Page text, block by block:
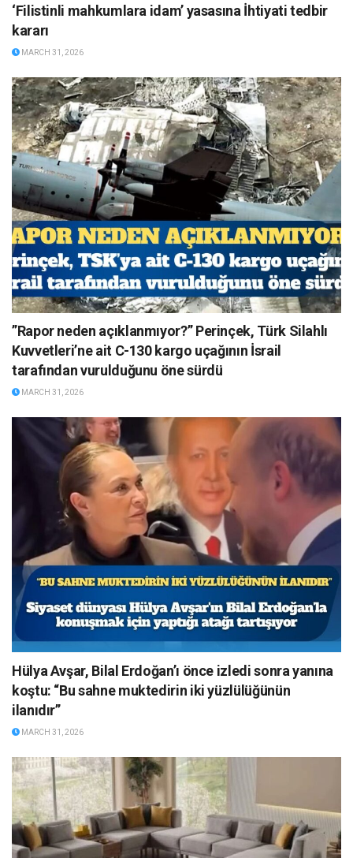
‘Filistinli mahkumlara idam’ yasasına İhtiyati tedbir
kararı
MARCH 31, 2026
”Rapor neden açıklanmıyor?” Perinçek, Türk Silahlı
Kuvvetleri’ne ait C-130 kargo uçağının İsrail
tarafından vurulduğunu öne sürdü
MARCH 31, 2026
Hülya Avşar, Bilal Erdoğan’ı önce izledi sonra yanına
koştu: “Bu sahne muktedirin iki yüzlülüğünün
ilanıdır”
MARCH 31, 2026